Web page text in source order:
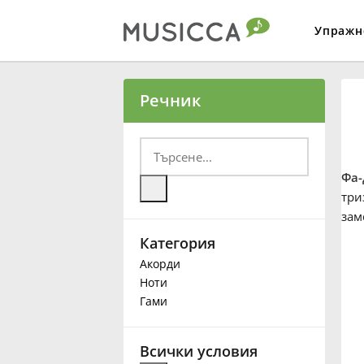
Български
Deutsch
Речник
Категория
Акорди
Ноти
Гами
Всички условия
Фа-